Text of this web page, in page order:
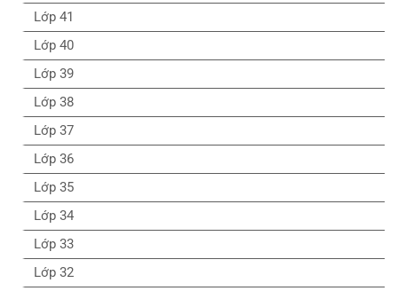
Lớp 41
Lớp 40
Lớp 39
Lớp 38
Lớp 37
Lớp 36
Lớp 35
Lớp 34
Lớp 33
Lớp 32